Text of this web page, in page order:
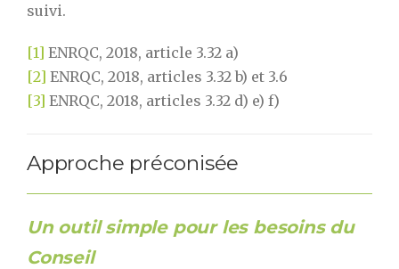
suivi.
[1] ENRQC, 2018, article 3.32 a)
[2] ENRQC, 2018, articles 3.32 b) et 3.6
[3] ENRQC, 2018, articles 3.32 d) e) f)
Approche préconisée
Un outil simple pour les besoins du
Conseil